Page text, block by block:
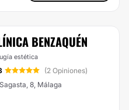
BENZAQUÉN
estética
(2 Opiniones)
8, Málaga